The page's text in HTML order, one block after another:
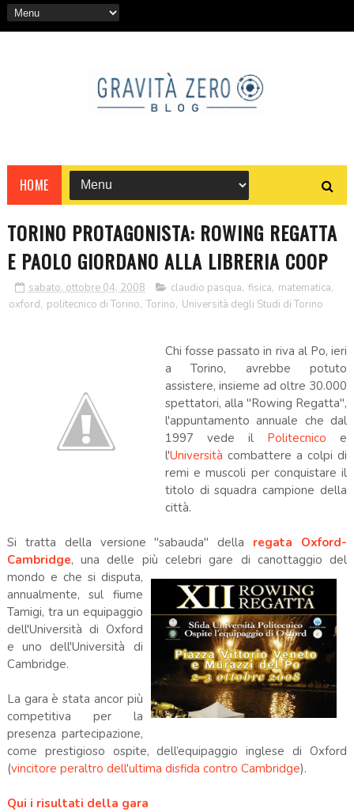
HOME
TORINO PROTAGONISTA: ROWING REGATTA
E PAOLO GIORDANO ALLA LIBRERIA COOP
sabato, ottobre 04, 2008 claudio pasqua, fisica, matematica,
oxford, politecnico di Torino, Torino, Università degli Studi di Torino
Chi fosse passato in riva al Po, ieri
a Torino, avrebbe potuto
assistere, insieme ad oltre 30.000
spettatori, alla "Rowing Regatta",
l'appuntamento annuale che dal
1997 vede il Politecnico e
l'Università combattere a colpi di
remi e muscoli per conquistare il
titolo di squadra campione della
città.
Si tratta della versione "sabauda" della regata Oxford-
Cambridge, una delle più celebri gare di canottaggio del
mondo e che si disputa,
annualmente, sul fiume
Tamigi, tra un equipaggio
dell'Università di Oxford
e uno dell'Università di
Cambridge.
La gara è stata ancor più
competitiva per la
presenza partecipazione,
come prestigioso ospite, dell’equipaggio inglese di Oxford
(vincitore peraltro dell'ultima disfida contro Cambridge).
Qui i risultati della gara